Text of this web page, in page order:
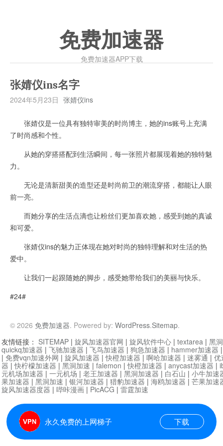
免费加速器
免费加速器APP下载
张婧仪ins名字
2024年5月23日 张婧仪ins
张婧仪是一位具有独特审美的时尚博主，她的ins账号上充满
了时尚感和个性。
从她的穿搭搭配到生活瞬间，每一张照片都展现着她的独特魅
力。
无论是清新甜美的造型还是时尚前卫的潮流穿搭，都能让人眼
前一亮。
而她分享的生活点滴也让粉丝们更加喜欢她，感受到她的真诚
和可爱。
张婧仪ins的魅力正体现在她对时尚的独特理解和对生活的热
爱中。
让我们一起跟随她的脚步，感受她带给我们的美丽与快乐。
#24#
© 2026 免费加速器. Powered by: WordPress.Sitemap.
永久免费的上网梯子 下载
友情链接： SITEMAP | 旋风加速器官网 | 旋风软件中心 | textarea | 黑
quickq加速器 | 飞驰加速器 | 飞鸟加速器 | 狗急加速器 | hammer加速器
| 免费vqn加速外网 | 旋风加速器 |快橙加速器 | 啊哈加速器 | 迷雾通 | 优
器 |快柠檬加速器 | 黑洞加速 | falemon |快橙加速器 | anycast加速器 |
元机场加速器 | 一元机场 | 老王加速器 | 黑洞加速器 | 白石山 | 小牛加速
果加速器 | 黑洞加速 | 银河加速器 | 猎豹加速器 | 海鸥加速器 | 芒果加速
旋风加速器度器 | 哔咔漫画 | PicACG | 雷霆加速